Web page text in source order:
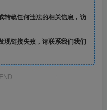
转载任何违法的相关信息，访
现链接失效，请联系我们我们